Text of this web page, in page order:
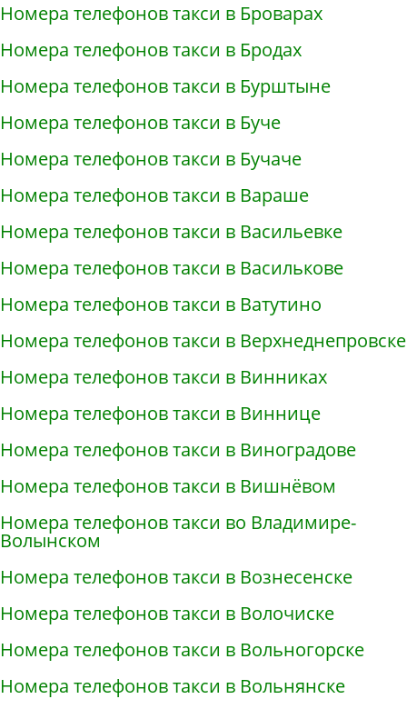
Номера телефонов такси в Броварах
Номера телефонов такси в Бродах
Номера телефонов такси в Бурштыне
Номера телефонов такси в Буче
Номера телефонов такси в Бучаче
Номера телефонов такси в Вараше
Номера телефонов такси в Васильевке
Номера телефонов такси в Василькове
Номера телефонов такси в Ватутино
Номера телефонов такси в Верхнеднепровске
Номера телефонов такси в Винниках
Номера телефонов такси в Виннице
Номера телефонов такси в Виноградове
Номера телефонов такси в Вишнёвом
Номера телефонов такси во Владимире-
Волынском
Номера телефонов такси в Вознесенске
Номера телефонов такси в Волочиске
Номера телефонов такси в Вольногорске
Номера телефонов такси в Вольнянске